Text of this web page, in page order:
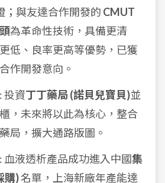
；與友達合作開發的 CMUT
為革命性技術，具備更清
低、良率更高等優勢，已獲
作開發意向。
: 投資丁丁藥局 (諾貝兒寶貝)並
，未來將以此為核心，整合
局，擴大通路版圖。
: 血液透析產品成功進入中國集
購)名單，上海新廠年產能達